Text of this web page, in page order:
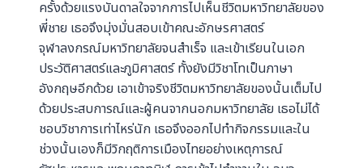
ครั้งด้วยแรงบันดาลใจจากการไปเห็นชีวิตมหาวิทยาลัยของ
พี่ชาย เธอจึงมุ่งมั่นสอบเข้าคณะอักษรศาสตร์
จุฬาลงกรณ์มหาวิทยาลัยจนสำเร็จ และเข้าเรียนในเอก
ประวัติศาสตร์และภูมิศาสตร์ ทั้งยังมีวิชาโทเป็นภาษา
อังกฤษอีกด้วย เอาเข้าจริงชีวิตมหาวิทยาลัยของนั้นเต็มไป
ด้วยประสบการณ์และผู้คนจากนอกมหาวิทยาลัย เธอไม่ได้
ชอบวิชาการเท่าไหร่นัก เธอจึงออกไปทำกิจกรรมและใน
ช่วงนั้นเองก็มีวิกฤติการเมืองไทยอย่างเหตุการณ์